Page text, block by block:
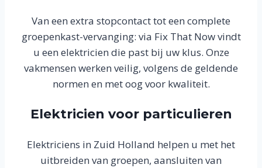
Van een extra stopcontact tot een complete
groepenkast-vervanging: via Fix That Now vindt
u een elektricien die past bij uw klus. Onze
vakmensen werken veilig, volgens de geldende
normen en met oog voor kwaliteit.
Elektricien voor particulieren
Elektriciens in Zuid Holland helpen u met het
uitbreiden van groepen, aansluiten van